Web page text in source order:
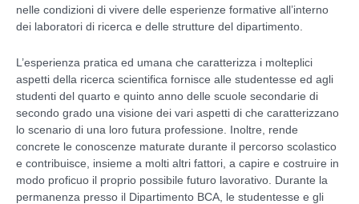
nelle condizioni di vivere delle esperienze formative all’interno
dei laboratori di ricerca e delle strutture del dipartimento.
L’esperienza pratica ed umana che caratterizza i molteplici
aspetti della ricerca scientifica fornisce alle studentesse ed agli
studenti del quarto e quinto anno delle scuole secondarie di
secondo grado una visione dei vari aspetti di che caratterizzano
lo scenario di una loro futura professione. Inoltre, rende
concrete le conoscenze maturate durante il percorso scolastico
e contribuisce, insieme a molti altri fattori, a capire e costruire in
modo proficuo il proprio possibile futuro lavorativo. Durante la
permanenza presso il Dipartimento BCA, le studentesse e gli